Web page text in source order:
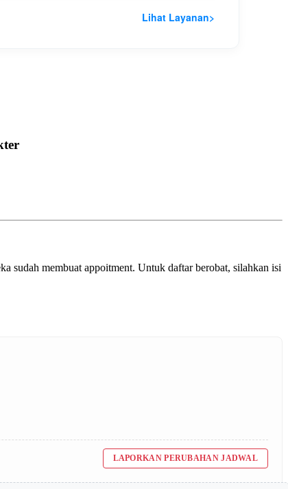
Lihat Layanan>
sudah membuat appoitment. Untuk daftar berobat, silahkan isi
LAPORKAN PERUBAHAN JADWAL